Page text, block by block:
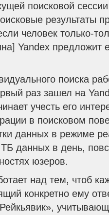
поисковой
результаты
человек только-
Yandex
поиска
раз зашел на
учесть его
в поисковом
данных в режиме
данных в день,
юзеров.
над тем, чтоб
конкретно ему